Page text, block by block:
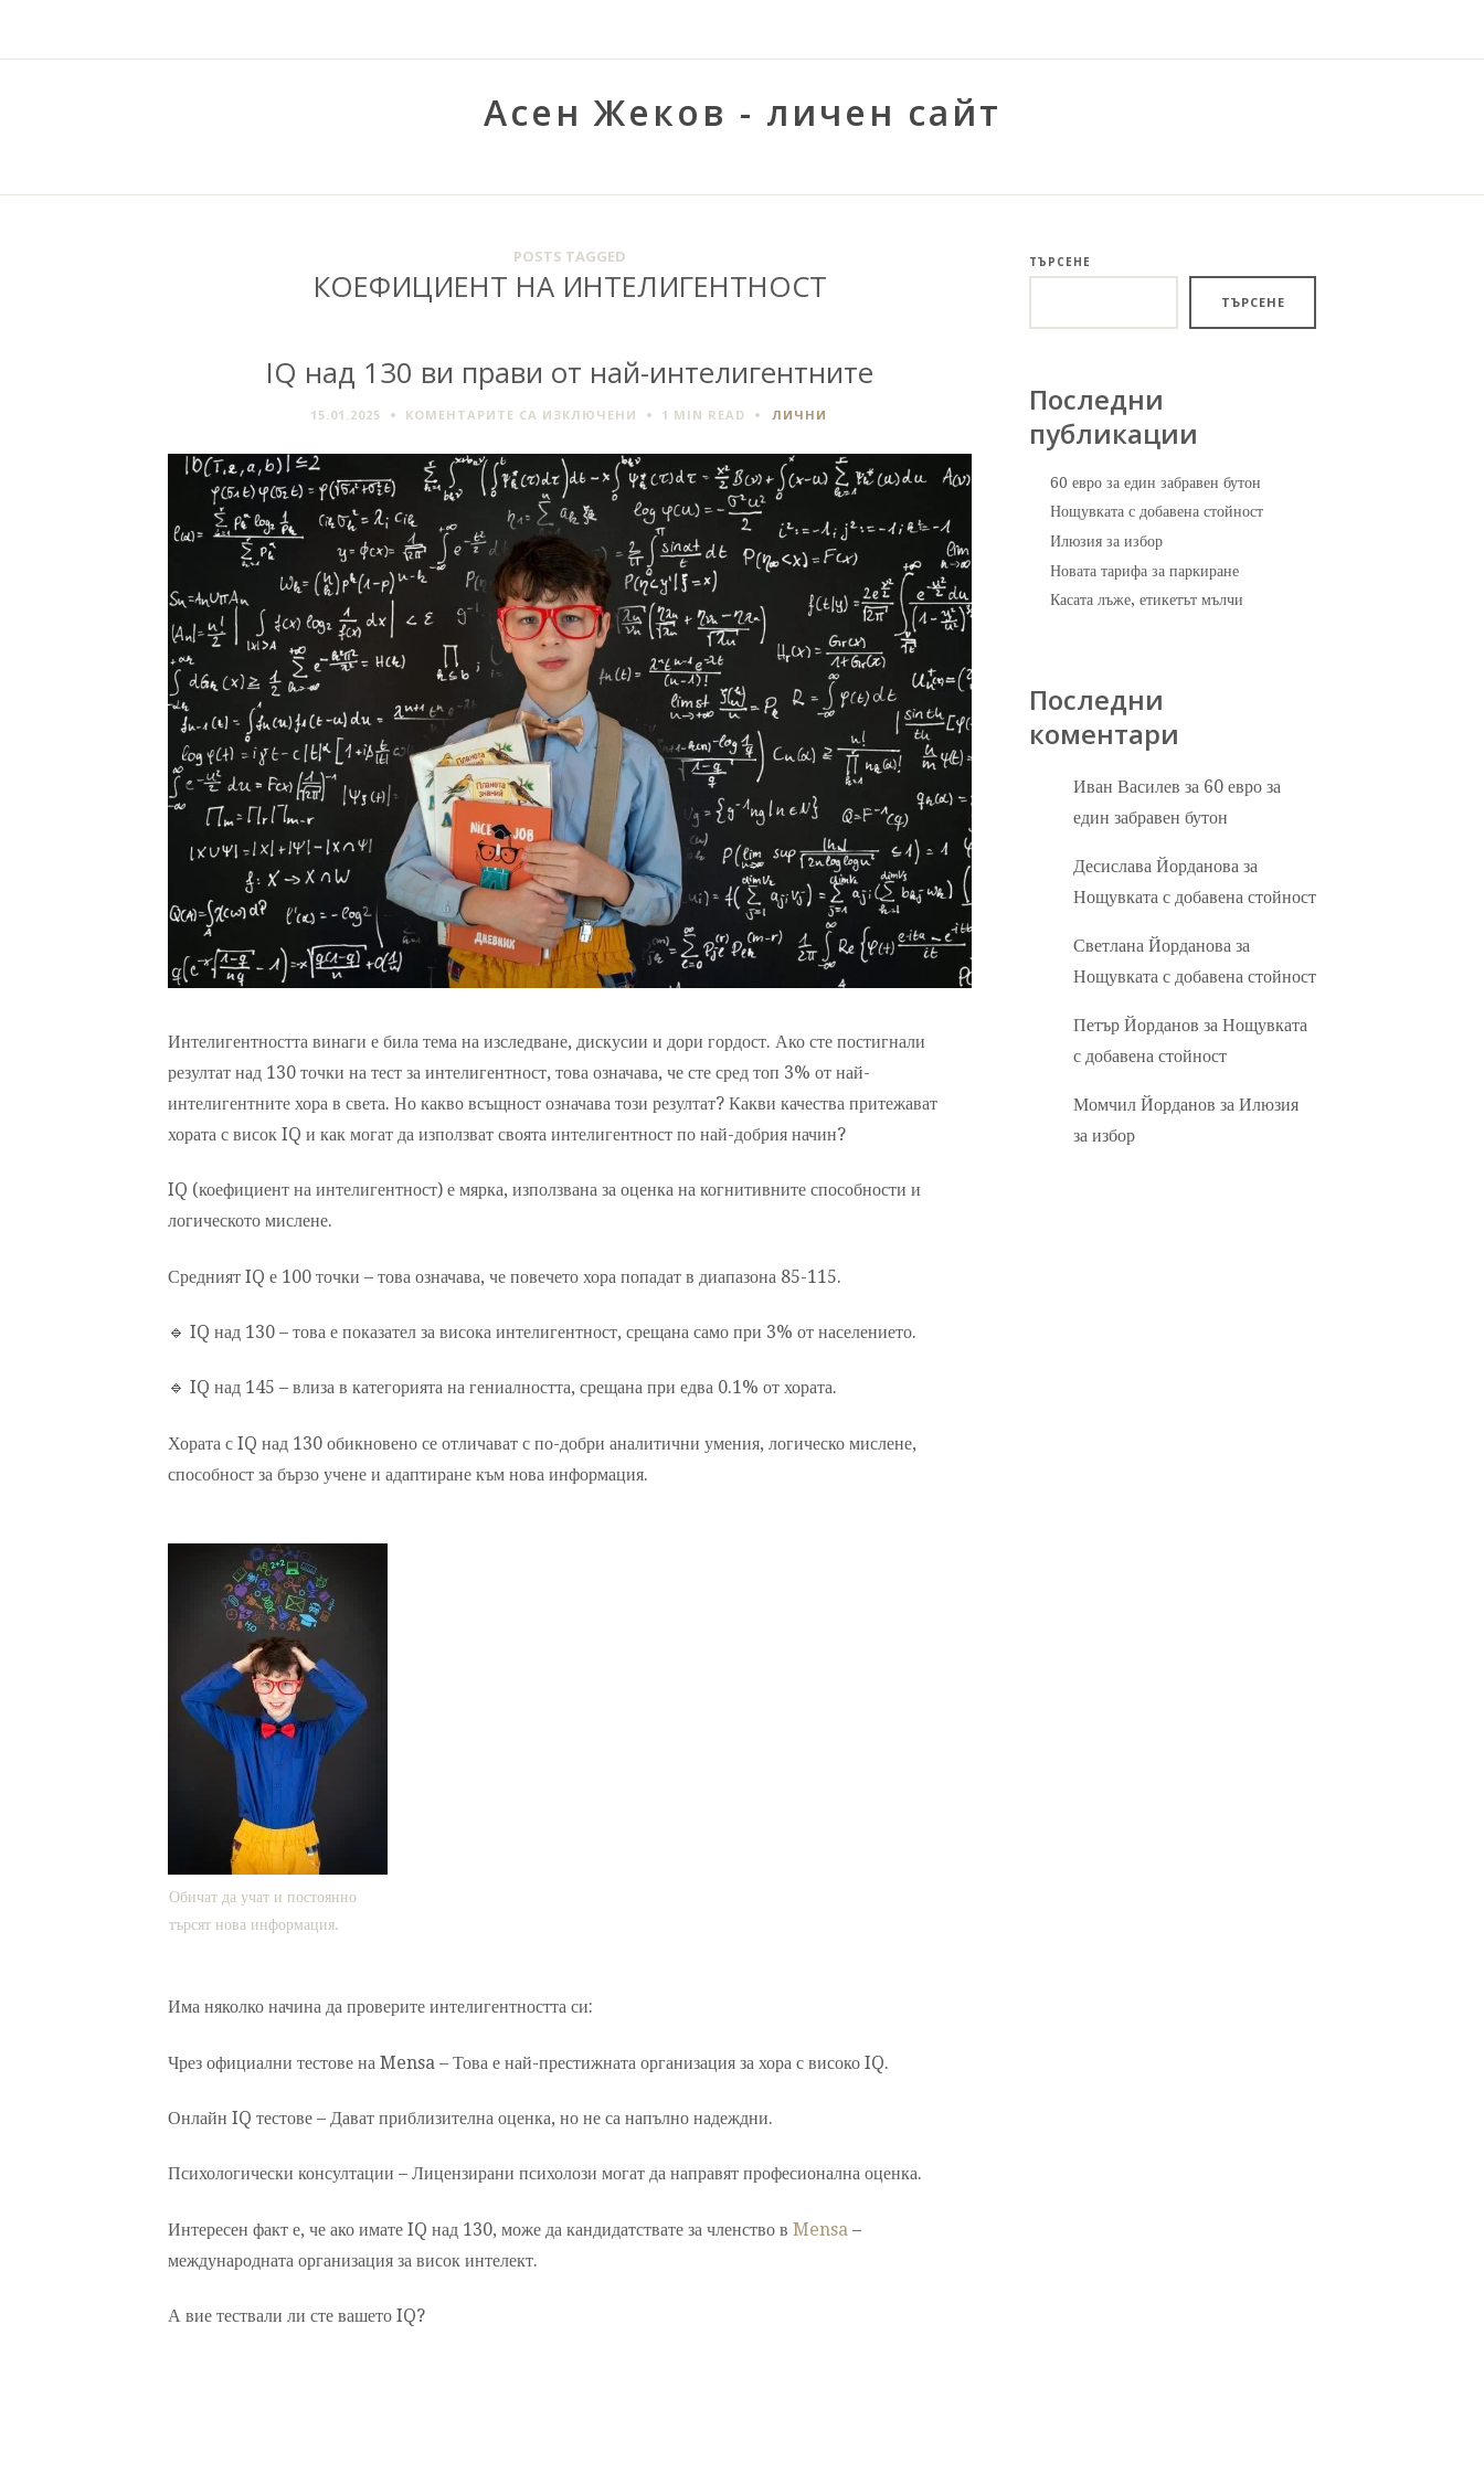
Асен Жеков - личен сайт
POSTS TAGGED
КОЕФИЦИЕНТ НА ИНТЕЛИГЕНТНОСТ
IQ над 130 ви прави от най-интелигентните
15.01.2025 КОМЕНТАРИТЕ СА ИЗКЛЮЧЕНИ ЗА
НАД
130
ПРАВИ
ОТ
НАЙ-
ИНТЕЛИГЕНТНИТЕ
1 MIN READ ЛИЧНИ
Интелигентността винаги е била тема на изследване, дискусии и дори гордост. Ако сте постигнали
резултат над 130 точки на тест за интелигентност, това означава, че сте сред топ 3% от най-
интелигентните хора в света. Но какво всъщност означава този резултат? Какви качества притежават
хората с висок IQ и как могат да използват своята интелигентност по най-добрия начин?
IQ (коефициент на интелигентност) е мярка, използвана за оценка на когнитивните способности и
логическото мислене.
Средният IQ е 100 точки – това означава, че повечето хора попадат в диапазона 85-115.
🔹 IQ над 130 – това е показател за висока интелигентност, срещана само при 3% от населението.
🔹 IQ над 145 – влиза в категорията на гениалността, срещана при едва 0.1% от хората.
Хората с IQ над 130 обикновено се отличават с по-добри аналитични умения, логическо мислене,
способност за бързо учене и адаптиране към нова информация.
Обичат да учат и постоянно
търсят нова информация.
Има няколко начина да проверите интелигентността си:
Чрез официални тестове на Mensa – Това е най-престижната организация за хора с високо IQ.
Онлайн IQ тестове – Дават приблизителна оценка, но не са напълно надеждни.
Психологически консултации – Лицензирани психолози могат да направят професионална оценка.
Интересен факт е, че ако имате IQ над 130, може да кандидатствате за членство в Mensa –
международната организация за висок интелект.
А вие тествали ли сте вашето IQ?
ТЪРСЕНЕ
ТЪРСЕНЕ
Последни
публикации
60 евро за един забравен бутон
Нощувката с добавена стойност
Илюзия за избор
Новата тарифа за паркиране
Касата лъже, етикетът мълчи
Последни
коментари
Иван Василев за 60 евро за
един забравен бутон
Десислава Йорданова за
Нощувката с добавена стойност
Светлана Йорданова за
Нощувката с добавена стойност
Петър Йорданов за Нощувката
с добавена стойност
Момчил Йорданов за Илюзия
за избор